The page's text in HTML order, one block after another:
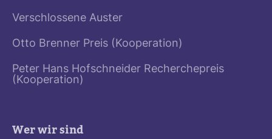
Verschlossene Auster
Otto Brenner Preis (Kooperation)
Peter Hans Hofschneider Recherchepreis
(Kooperation)
Wer wir sind